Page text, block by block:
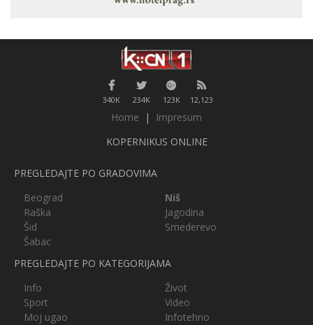
340K 234K 123K 12,123
Home |
Impresum
KOPERNIKUS ONLINE
PREGLEDAJTE PO GRADOVIMA
Beograd
Niš
Raška
Jagodina
Šid
Smederevo
Šabac
PREGLEDAJTE PO KATEGORIJAMA
Info
Život
Sport
Video
Moj ugao
Infotehno